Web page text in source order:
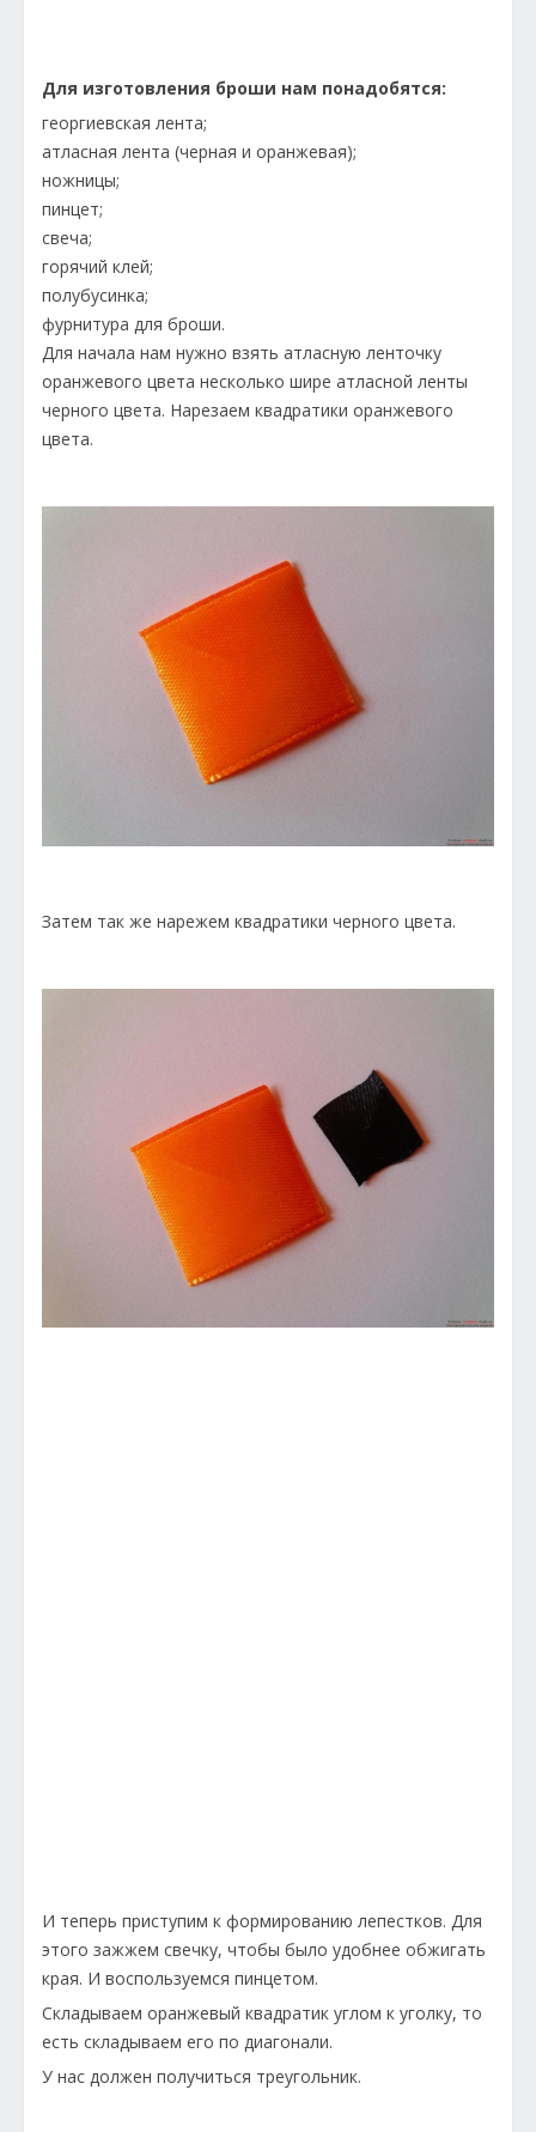
Для изготовления броши нам понадобятся:
георгиевская лента;
атласная лента (черная и оранжевая);
ножницы;
пинцет;
свеча;
горячий клей;
полубусинка;
фурнитура для броши.
Для начала нам нужно взять атласную ленточку
оранжевого цвета несколько шире атласной ленты
черного цвета. Нарезаем квадратики оранжевого
цвета.
Затем так же нарежем квадратики черного цвета.
И теперь приступим к формированию лепестков. Для
этого зажжем свечку, чтобы было удобнее обжигать
края. И воспользуемся пинцетом.
Складываем оранжевый квадратик углом к уголку, то
есть складываем его по диагонали.
У нас должен получиться треугольник.